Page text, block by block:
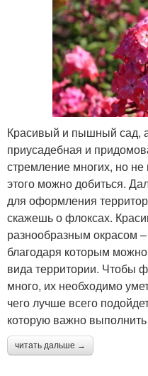
Красивый и пышный сад,
приусадебная и
стремление многих, но
этого можно добиться.
для оформления
скажешь о флоксах.
разнообразным окрасом
благодаря которым
вида территории. Чтобы
много, их необходимо
чего лучше всего
которую важно
читать дальше →